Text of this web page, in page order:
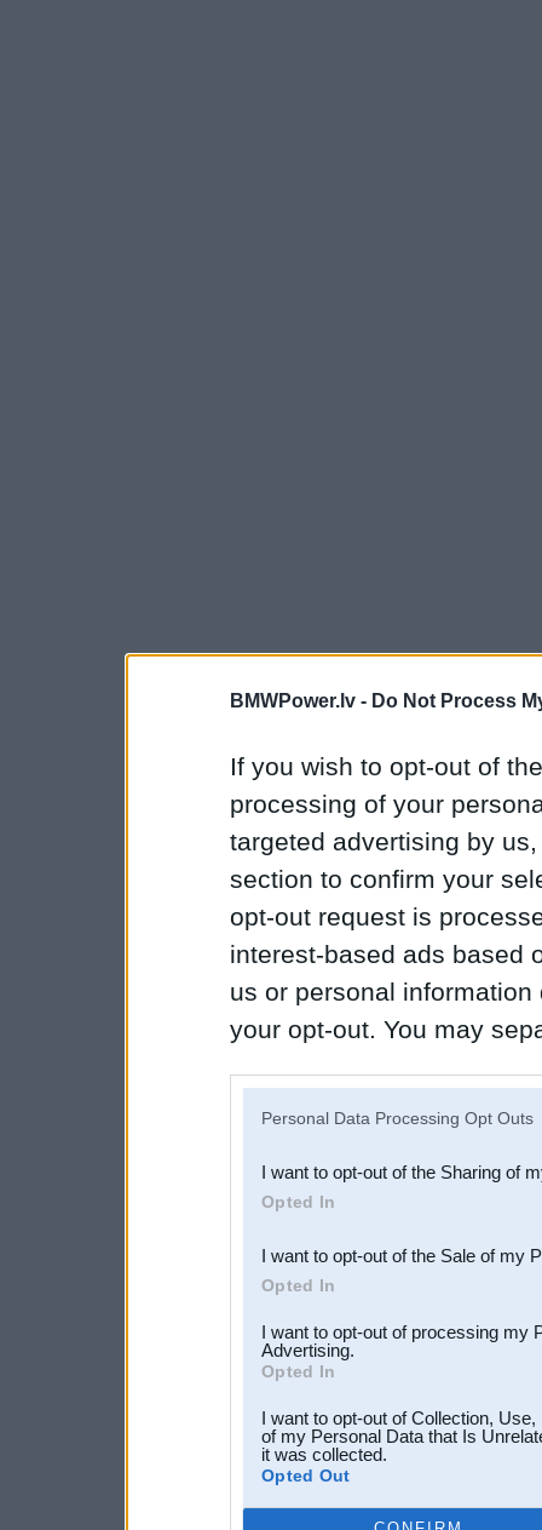
BMWPower.lv - Do Not Process
If you wish to opt-out of
processing of your
targeted advertising by
section to confirm your
opt-out request is
interest-based ads based
us or personal
your opt-out. You may
Downstream Participants
third parties.
Personal Data Processing Opt Outs
I want to opt-out of the Sharing of
Opted In
I want to opt-out of the Sale of my
Opted In
I want to opt-out of processing my
Advertising.
Opted In
I want to opt-out of Collection,
of my Personal Data that Is
it was collected.
Opted Out